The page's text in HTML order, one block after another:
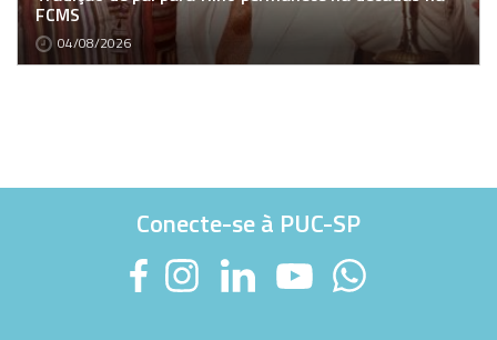
FCMS
04/08/2026
Conecte-se à PUC-SP